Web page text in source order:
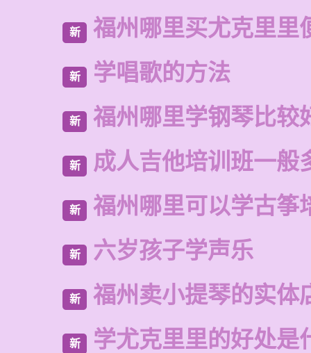
新 福州哪里买尤克里里
新 学唱歌的方法
新 福州哪里学钢琴比较
新 成人吉他培训班一般
新 福州哪里可以学古筝
新 六岁孩子学声乐
新 福州卖小提琴的实体
新 学尤克里里的好处是